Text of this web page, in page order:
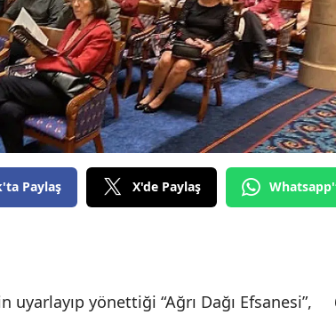
Paylaş X'de Paylaş
uyarlayıp yönettiği “Ağrı Dağı Efsanesi”,